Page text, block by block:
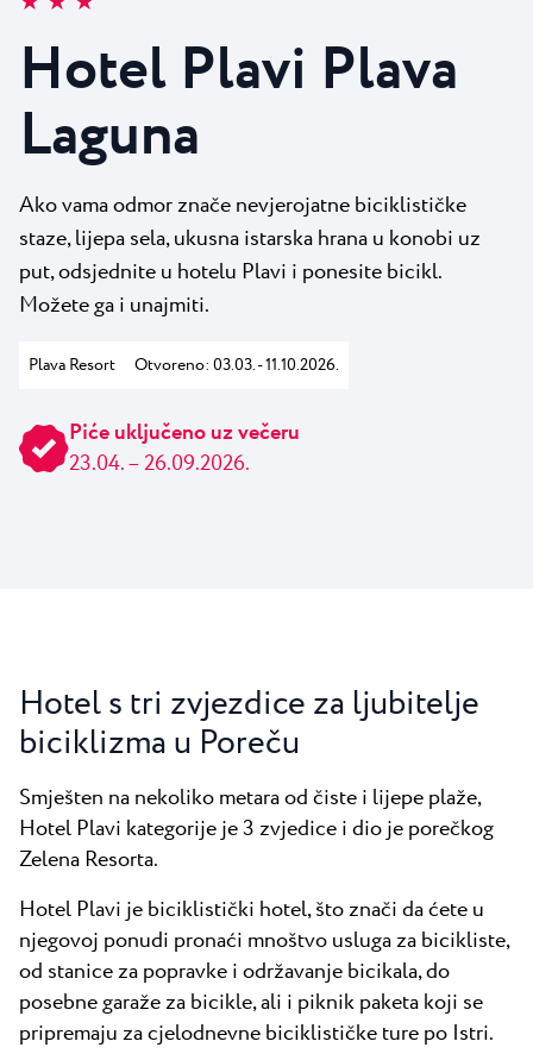
Plava Laguna Sport
Aktivni odmor
Marine
Gastronomija
Pepi Club
Istražite sve
Novosti
Kontakt
Hotel Plavi Plava
Laguna
Ako vama odmor znače nevjerojatne biciklističke
staze, lijepa sela, ukusna istarska hrana u konobi uz
put, odsjednite u hotelu Plavi i ponesite bicikl.
Možete ga i unajmiti.
Plava Resort Otvoreno: 03.03. - 11.10.2026.
Piće uključeno uz večeru
23.04. – 26.09.2026.
Hotel s tri zvjezdice za ljubitelje
biciklizma u Poreču
Smješten na nekoliko metara od čiste i lijepe plaže,
Hotel Plavi kategorije je 3 zvjedice i dio je porečkog
Zelena Resorta.
Hotel Plavi je biciklistički hotel, što znači da ćete u
njegovoj ponudi pronaći mnoštvo usluga za bicikliste,
od stanice za popravke i održavanje bicikala, do
posebne garaže za bicikle, ali i piknik paketa koji se
pripremaju za cjelodnevne biciklističke ture po Istri.